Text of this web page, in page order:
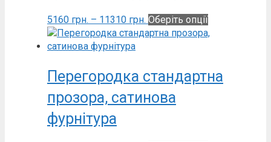
грн.
вибрати
на
5160 грн. – 11310 грн. Діапазон
цін:
грн.
до
11310
Оберіть опціїЦей
товар
варіантів.
Параметри
Перегородка стандартна
прозора, сатинова
фурнітура